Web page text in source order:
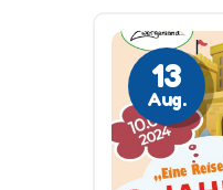
13
Aug.